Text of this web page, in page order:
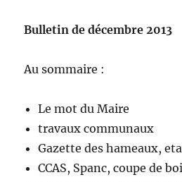
Bulletin de décembre 2013
Au sommaire :
Le mot du Maire
travaux communaux
Gazette des hameaux,
CCAS, Spanc, coupe de